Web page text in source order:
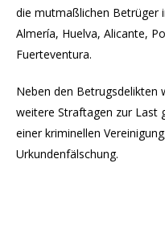
die mutmaßlichen Betrüger
Almería, Huelva, Alicante,
Fuerteventura.
Neben den Betrugsdelikten
weitere Straftagen zur Last
einer kriminellen
Urkundenfälschung.